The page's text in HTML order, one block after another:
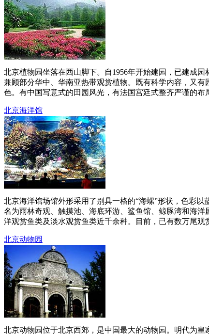
北京植物园坐落在西山脚下。自1956年开始建园，已建成
兼顾部分华中、华南亚热带观赏植物。既有科学内容，又
色。有中国写意式的田园风光，有法国宫廷式整齐严谨的
北京海洋馆
北京海洋馆场馆外形采用了别具一格的“海螺”形状，色彩
名为雨林奇观、触摸池、海底环游、鲨鱼馆、鲸豚湾和海
洋观赏鱼类及淡水观赏鱼类近千余种。目前，已有数万尾
北京动物园
北京动物园位于北京西郊，是中国最大的动物园。明代为